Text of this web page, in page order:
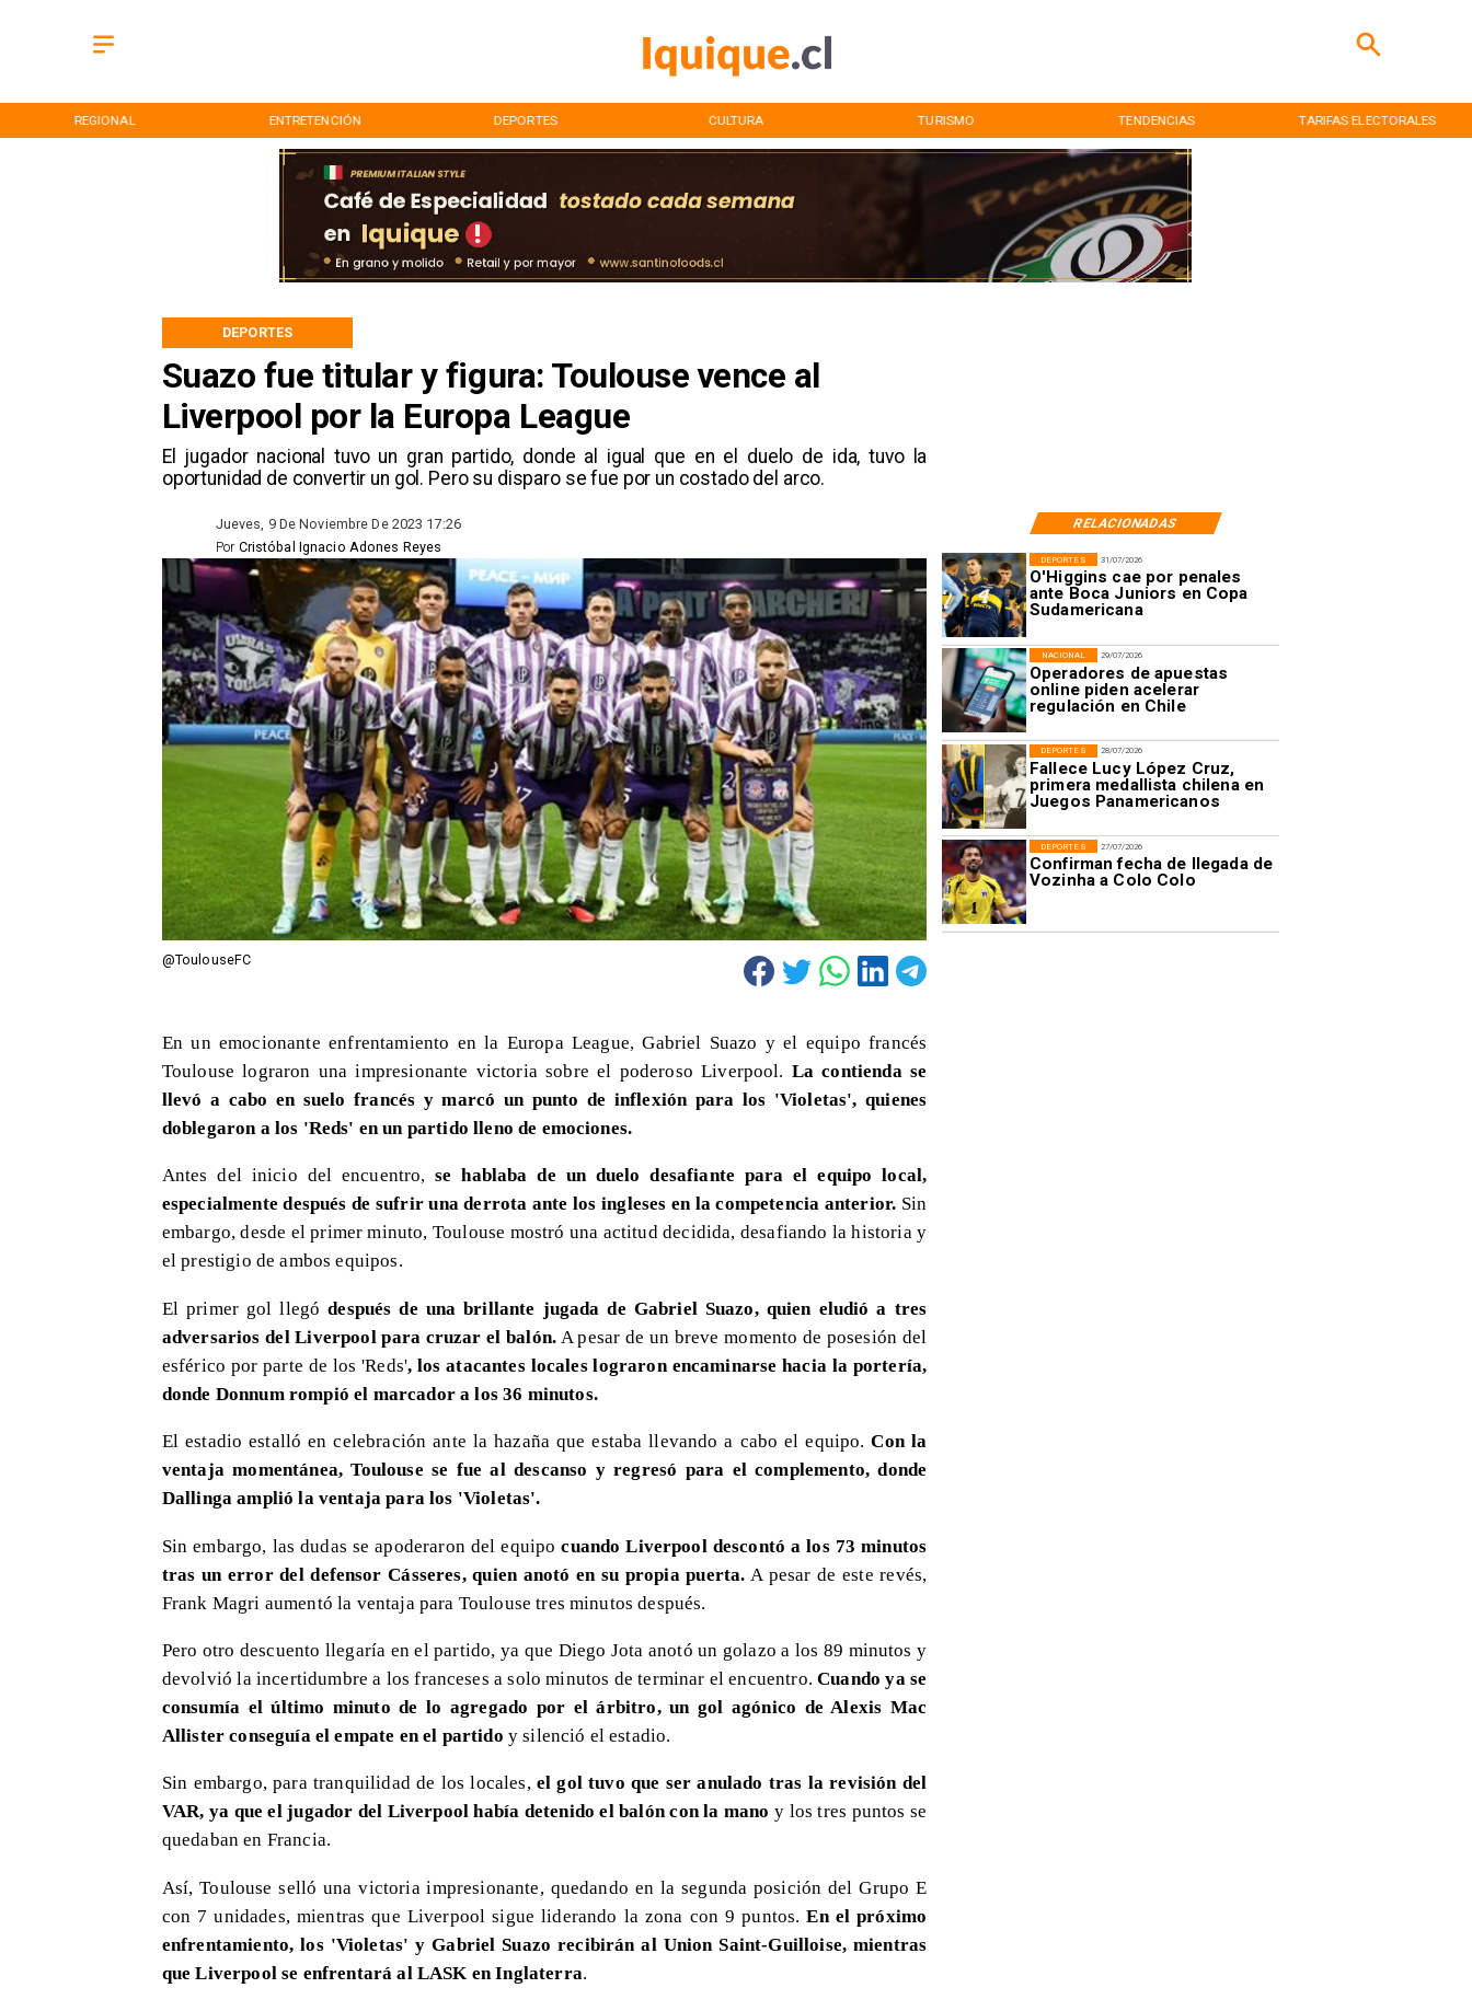
REGIONAL ENTRETENCIÓN DEPORTES CULTURA TURISMO TENDENCIAS TARIFAS ELECTORALES
Suazo fue titular y figura: Toulouse vence al
Liverpool por la Europa League
​El jugador nacional tuvo un gran partido, donde al igual que en el duelo de ida, tuvo la
oportunidad de convertir un gol. Pero su disparo se fue por un costado del arco.
DEPORTES
RELACIONADAS
Jueves, 9 De Noviembre De 2023 17:26
Cristóbal Ignacio Adones Reyes
Por
@ToulouseFC
31/07/2026
O'Higgins cae por penales
ante Boca Juniors en Copa
Sudamericana
DEPORTES
29/07/2026
Operadores de apuestas
online piden acelerar
regulación en Chile
NACIONAL
28/07/2026
Fallece Lucy López Cruz,
primera medallista chilena en
Juegos Panamericanos
DEPORTES
27/07/2026
Confirman fecha de llegada de
Vozinha a Colo Colo
DEPORTES
​En un emocionante enfrentamiento en la Europa League, Gabriel Suazo y el equipo francés
Toulouse lograron una impresionante victoria sobre el poderoso Liverpool. La contienda se
llevó a cabo en suelo francés y marcó un punto de inflexión para los 'Violetas', quienes
doblegaron a los 'Reds' en un partido lleno de emociones.
Antes del inicio del encuentro, se hablaba de un duelo desafiante para el equipo local,
especialmente después de sufrir una derrota ante los ingleses en la competencia anterior. Sin
embargo, desde el primer minuto, Toulouse mostró una actitud decidida, desafiando la historia y
el prestigio de ambos equipos.
El primer gol llegódespués de una brillante jugada de Gabriel Suazo, quien eludió a tres
adversarios del Liverpool para cruzar el balón. A pesar de un breve momento de posesión del
esférico por parte de los 'Reds', los atacantes locales lograron encaminarse hacia la portería,
donde Donnum rompió el marcador a los 36 minutos.
El estadio estalló en celebración ante la hazaña que estaba llevando a cabo el equipo. Con la
ventaja momentánea, Toulouse se fue al descanso y regresó para el complemento, donde
Dallinga amplió la ventaja para los 'Violetas'.
Sin embargo, las dudas se apoderaron del equipocuando Liverpool descontó a los 73 minutos
tras un error del defensor Cásseres, quien anotó en su propia puerta. A pesar de este revés,
Frank Magri aumentó la ventaja para Toulouse tres minutos después.
​Pero otro descuento llegaría en el partido, ya que Diego Jota anotó un golazo a los 89 minutos y
devolvió la incertidumbre a los franceses a solo minutos de terminar el encuentro.Cuando ya se
consumía el último minuto de lo agregado por el árbitro, un gol agónico de Alexis Mac
Allister conseguía el empate en el partido y silenció el estadio.
Sin embargo, para tranquilidad de los locales,el gol tuvo que ser anulado tras la revisión del
VAR, ya que el jugador del Liverpool había detenido el balón con la mano y los tres puntos se
quedaban en Francia.
Así, Toulouse selló una victoria impresionante, quedando en la segunda posición del Grupo E
con 7 unidades, mientras que Liverpool sigue liderando la zona con 9 puntos.En el próximo
enfrentamiento, los 'Violetas' y Gabriel Suazo recibirán al Union Saint-Guilloise, mientras
que Liverpool se enfrentará al LASK en Inglaterra.